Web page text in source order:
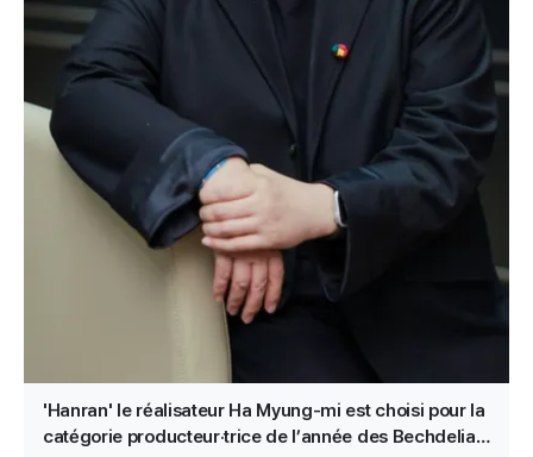
'Hanran' le réalisateur Ha Myung-mi est choisi pour la
catégorie producteur·trice de l’année des Bechdelian